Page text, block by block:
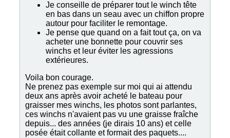
Je conseille de préparer tout le winch tête
en bas dans un seau avec un chiffon propre
autour pour faciliter le remontage.
Je pense que quand on a fait tout ça, on va
acheter une bonnette pour couvrir ses
winchs et leur éviter les agressions
extérieures.
Voila bon courage.
Ne prenez pas exemple sur moi qui ai attendu
deux ans après avoir acheté le bateau pour
graisser mes winchs, les photos sont parlantes,
ces winchs n'avaient pas vu une graisse fraîche
depuis... des années (je dirais 10 ans) et celle
posée était collante et formait des paquets....